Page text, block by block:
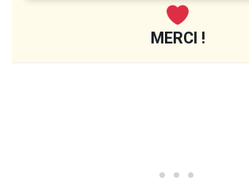
MERCI !